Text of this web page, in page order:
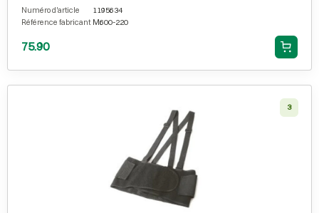
Numéro d'article
1195634
Référence fabricant M600-220
75.90
3